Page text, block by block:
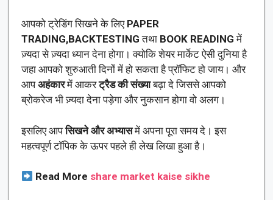
आपको ट्रेडिंग सिखने के लिएPAPER
TRADING,BACKTESTING तथा BOOK READING में
ज़्यदा से ज़्यदा ध्यान देना होगा। क्योकि शेयर मार्केट ऐसी दुनिया है
जहा आपको शुरुआती दिनों में हो सकता है प्रॉफिट हो जाय। और
आपअहंकारमें आकरट्रैड की संख्याबढ़ा दे जिससे आपको
ब्रोकरेज भी ज़्यदा देना पड़ेगा और नुकसान होगा वो अलग।
इसलिए आपसिखने और अभ्यासमें अपना पूरा समय दे। इस
महत्वपूर्ण टॉपिक के ऊपर पहले ही लेख लिखा हुआ है।
Read More share market kaise sikhe